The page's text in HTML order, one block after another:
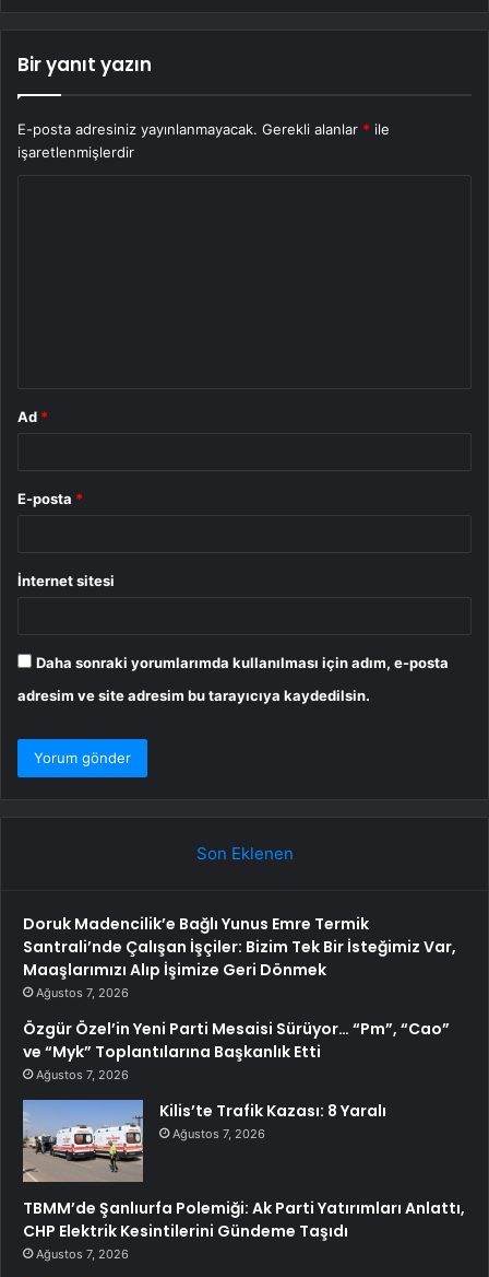
Bir yanıt yazın
E-posta adresiniz yayınlanmayacak. Gerekli alanlar * ile
işaretlenmişlerdir
Ad *
E-posta *
İnternet sitesi
Daha sonraki yorumlarımda kullanılması için adım, e-posta
adresim ve site adresim bu tarayıcıya kaydedilsin.
Son Eklenen
Doruk Madencilik’e Bağlı Yunus Emre Termik
Santrali’nde Çalışan İşçiler: Bizim Tek Bir İsteğimiz Var,
Maaşlarımızı Alıp İşimize Geri Dönmek
Ağustos 7, 2026
Özgür Özel’in Yeni Parti Mesaisi Sürüyor… “Pm”, “Cao”
ve “Myk” Toplantılarına Başkanlık Etti
Ağustos 7, 2026
Kilis’te Trafik Kazası: 8 Yaralı
Ağustos 7, 2026
TBMM’de Şanlıurfa Polemiği: Ak Parti Yatırımları Anlattı,
CHP Elektrik Kesintilerini Gündeme Taşıdı
Ağustos 7, 2026